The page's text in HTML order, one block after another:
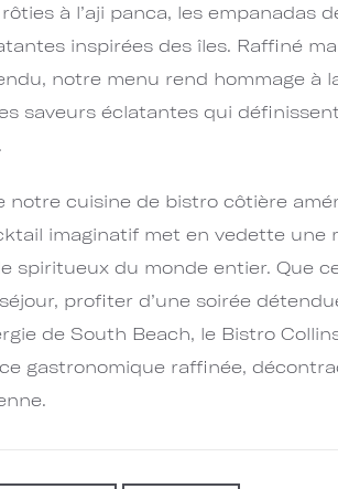
à l’aji panca, les empanadas
inspirées des îles. Raffiné
notre menu rend hommage à
saveurs éclatantes qui
notre cuisine de bistro côtière
imaginatif met en vedette une
spiritueux du monde entier. Que
profiter d’une soirée
de South Beach, le Bistro
gastronomique raffinée,